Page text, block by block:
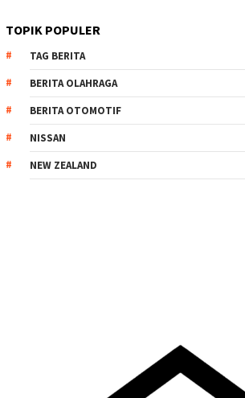
TOPIK POPULER
TAG BERITA
BERITA OLAHRAGA
BERITA OTOMOTIF
NISSAN
NEW ZEALAND